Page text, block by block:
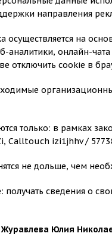
направления
осуществляется на
онлайн-
отключить cookie в
только: в рамках
Calltouch izi1jhhv /
не дольше, чем
получать сведения о
Юлия